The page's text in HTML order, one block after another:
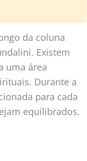
da coluna
Existem
uma área
Durante a
para cada
equilibrados.